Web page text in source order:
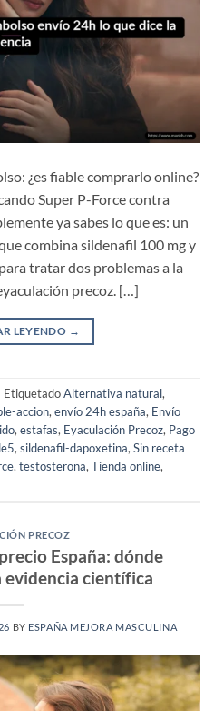
¿es fiable comprarlo online?
Super P-Force contra
ya sabes lo que es: un
combina sildenafil 100 mg y
tratar dos problemas a la
precoz. […]
LEYENDO →
EtiquetadoAlternativa natural,
accion,envío 24h españa, Envío
,estafas, Eyaculación Precoz, Pago
,sildenafil-dapoxetina,Sin receta
,testosterona,Tienda online,
PRECOZ
España: dónde
evidencia científica
BY ESPAÑA MEJORA MASCULINA